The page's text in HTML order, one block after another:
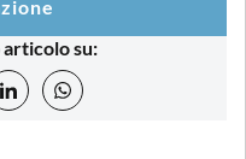
su: